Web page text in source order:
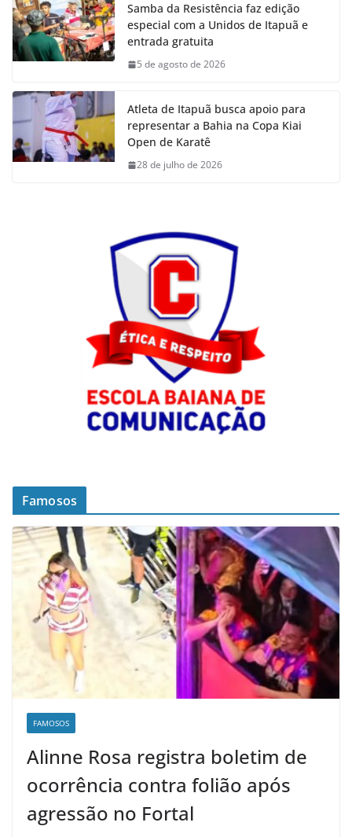
Samba da Resistência faz edição
especial com a Unidos de Itapuã e
entrada gratuita
5 de agosto de 2026
Atleta de Itapuã busca apoio para
representar a Bahia na Copa Kiai
Open de Karatê
28 de julho de 2026
Famosos
FAMOSOS
Alinne Rosa registra boletim de
ocorrência contra folião após
agressão no Fortal